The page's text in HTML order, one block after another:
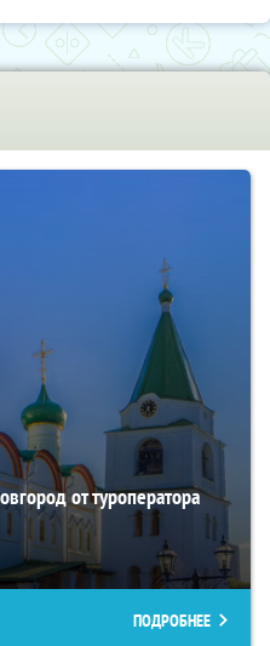
от туроператора
ПОДРОБНЕЕ